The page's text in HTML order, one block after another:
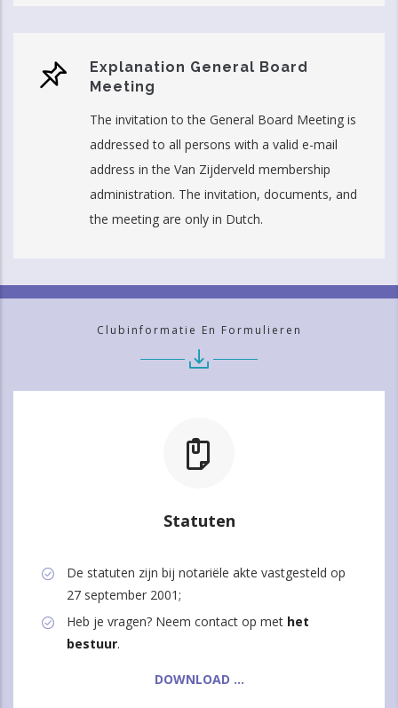
Explanation General Board
Meeting
The invitation to the General Board Meeting is
addressed to all persons with a valid e-mail
address in the Van Zijderveld membership
administration. The invitation, documents, and
the meeting are only in Dutch.
Clubinformatie En Formulieren
Statuten
De statuten zijn bij notariële akte vastgesteld op
27 september 2001;
Heb je vragen? Neem contact op met het
bestuur.
DOWNLOAD ...